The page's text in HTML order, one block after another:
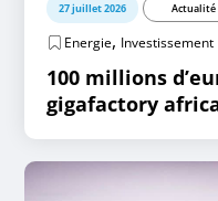
27 juillet 2026 Actualité
Energie, Investissement
100 millions
gigafactory